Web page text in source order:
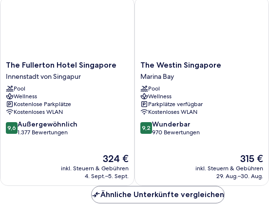
The
Fullerton
Hotel
Singapore
Innenstadt
von
Singapur
The Fullerton Hotel Singapore
Innenstadt von Singapur
Pool
Wellness
Kostenlose Parkplätze
Kostenloses WLAN
9.6
von
9,6 Außergewöhnlich
1.377 Bewertungen
Der
Preis
beträgt
324 €
inkl. Steuern & Gebühren
4. Sept.–5. Sept.
The
Westin
Singapore
Marina
Bay
The Westin Singapore
Marina Bay
Pool
Wellness
Parkplätze verfügbar
Kostenloses WLAN
9.2
von
9,2 Wunderbar
970 Bewertungen
Der
Preis
beträgt
315 €
inkl. Steuern & Gebühren
29. Aug.–30. Aug.
Ähnliche Unterkünfte vergleichen